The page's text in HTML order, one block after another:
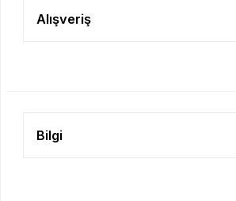
Ürün açıklamasında eksik bilgiler bulunuyor.
Alışveriş
Bilgi